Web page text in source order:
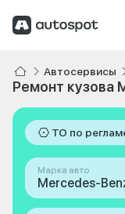
Автосервисы
Ремонт кузова
ТО по
Марка авто
Mercedes-